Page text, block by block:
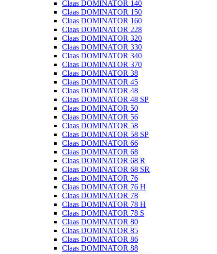
Claas DOMINATOR 140
Claas DOMINATOR 150
Claas DOMINATOR 160
Claas DOMINATOR 228
Claas DOMINATOR 320
Claas DOMINATOR 330
Claas DOMINATOR 340
Claas DOMINATOR 370
Claas DOMINATOR 38
Claas DOMINATOR 45
Claas DOMINATOR 48
Claas DOMINATOR 48 SP
Claas DOMINATOR 50
Claas DOMINATOR 56
Claas DOMINATOR 58
Claas DOMINATOR 58 SP
Claas DOMINATOR 66
Claas DOMINATOR 68
Claas DOMINATOR 68 R
Claas DOMINATOR 68 SR
Claas DOMINATOR 76
Claas DOMINATOR 76 H
Claas DOMINATOR 78
Claas DOMINATOR 78 H
Claas DOMINATOR 78 S
Claas DOMINATOR 80
Claas DOMINATOR 85
Claas DOMINATOR 86
Claas DOMINATOR 88